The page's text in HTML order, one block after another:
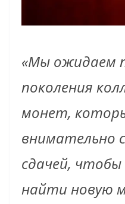
«Мы ожидаем
поколения
монет,
внимательно
сдачей,
найти новую